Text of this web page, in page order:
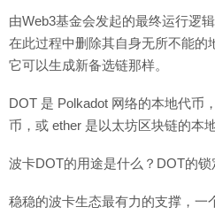
由Web3基金会发起的最终运行逻
在此过程中删除其自身无所不能的
它可以生成新备选链那样。
DOT 是 Polkadot 网络的本地代币
币，或 ether 是以太坊区块链的本
波卡DOT的用途是什么？DOT的锁
稳稳的波卡生态最有力的支撑，一